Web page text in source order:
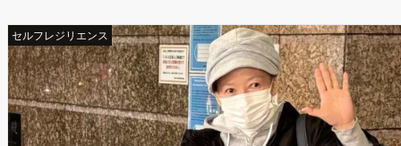
セルフレジリエンス